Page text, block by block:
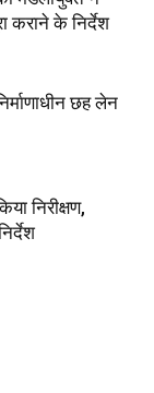
कराने के निर्देश
छह लेन
निरीक्षण,